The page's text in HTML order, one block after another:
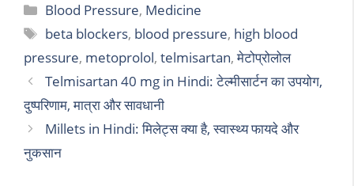
Blood Pressure, Medicine
beta blockers, blood pressure, high blood
pressure, metoprolol, telmisartan,मेटोप्रोलोल
Telmisartan 40 mg in Hindi: टेल्मीसार्टन का उपयोग,
दुष्परिणाम, मात्रा और सावधानी
Millets in Hindi: मिलेट्स क्या है, स्वास्थ्य फायदे और
नुकसान